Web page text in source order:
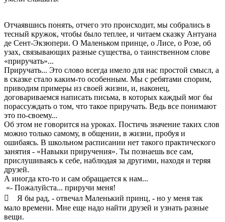
Отчаявшись понять, отчего это происходит, мы собрались в
тесный кружок, чтобы было теплее, и читаем сказку Антуана
де Сент-Экзюпери. О Маленьком принце, о Лисе, о Розе, об
узах, связывающих разные существа, о таинственном слове
«приручать»...
Приручать... Это слово всегда имело для нас простой смысл, а
в сказке стало каким-то особенным. Мы с ребятами спорим,
приводим примеры из своей жизни, и, наконец,
договариваемся написать письма, в которых каждый мог бы
порассуждать о том, что такое приручать. Ведь все понимают
это по-своему...
Об этом не говорится на уроках. Постичь значение таких слов
можно только самому, в общении, в жизни, пробуя и
ошибаясь. В школьном расписании нет такого практического
занятия - «Навыки приручения». Ты познаешь все сам,
прислушиваясь к себе, наблюдая за другими, находя и теряя
друзей.
А иногда кто-то и сам обращается к нам...
«- Пожалуйста... приручи меня!
 Я бы рад, - отвечал Маленький принц, - но у меня так
мало времени. Мне еще надо найти друзей и узнать разные
вещи.